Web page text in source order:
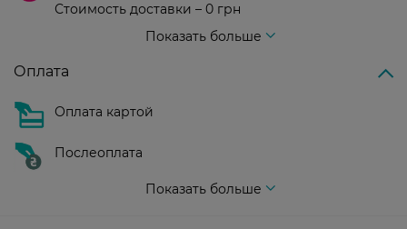
Стоимость доставки – 0 грн
Показать больше
Оплата
Оплата картой
Послеоплата
Показать больше